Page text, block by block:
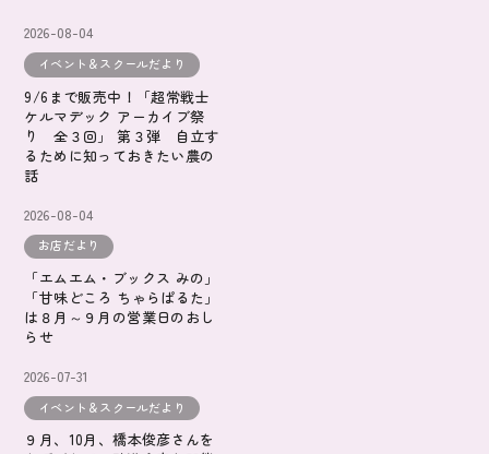
2026-08-04
イベント＆スクールだより
9/6まで販売中！「超常戦士
ケルマデック アーカイブ祭
り 全３回」 第３弾 自立す
るために知っておきたい農の
話
2026-08-04
お店だより
「エムエム・ブックス みの」
「甘味どころ ちゃらぱるた」
は８月～９月の営業日のおし
らせ
2026-07-31
イベント＆スクールだより
９月、10月、橋本俊彦さんを